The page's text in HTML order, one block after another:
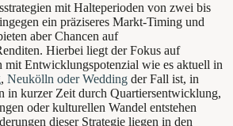
mit Halteperioden von zwei bis
ein präziseres Markt-Timing und
aber Chancen auf
Hierbei liegt der Fokus auf
mit Entwicklungspotenzial wie es aktuell in
, Neukölln oder Wedding der Fall ist, in
in kurzer Zeit durch Quartiersentwicklung,
oder kulturellen Wandel entstehen
dieser Strategie liegen in den